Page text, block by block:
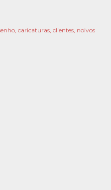
caricaturas clientes noivos